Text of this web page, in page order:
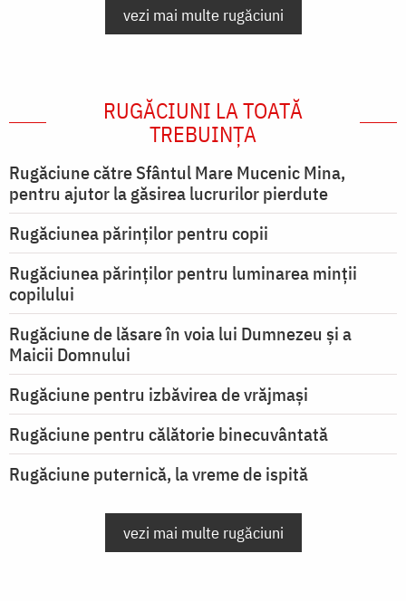
vezi mai multe rugăciuni
RUGĂCIUNI LA TOATĂ
TREBUINȚA
Rugăciune către Sfântul Mare Mucenic Mina,
pentru ajutor la găsirea lucrurilor pierdute
Rugăciunea părinților pentru copii
Rugăciunea părinților pentru luminarea minţii
copilului
Rugăciune de lăsare în voia lui Dumnezeu şi a
Maicii Domnului
Rugăciune pentru izbăvirea de vrăjmași
Rugăciune pentru călătorie binecuvântată
Rugăciune puternică, la vreme de ispită
vezi mai multe rugăciuni